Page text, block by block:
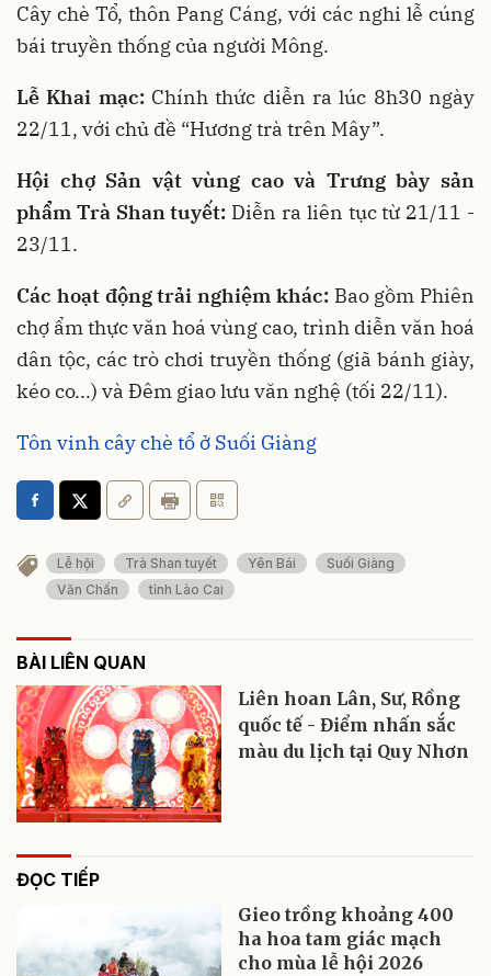
Cây chè Tổ, thôn Pang Cáng, với các nghi lễ cúng
bái truyền thống của người Mông.
Lễ Khai mạc:Chính thức diễn ra lúc 8h30 ngày
22/11, với chủ đề “Hương trà trên Mây”.
Hội chợ Sản vật vùng cao và Trưng bày sản
phẩm Trà Shan tuyết: Diễn ra liên tục từ 21/11 -
23/11.
Các hoạt động trải nghiệm khác:Bao gồm Phiên
chợ ẩm thực văn hoá vùng cao, trình diễn văn hoá
dân tộc, các trò chơi truyền thống (giã bánh giày,
kéo co...) và Đêm giao lưu văn nghệ (tối 22/11).
Tôn vinh cây chè tổ ở Suối Giàng
Lễ hội Trà Shan tuyết Yên Bái
Suối Giàng
Văn Chấn
tỉnh Lào Cai
BÀI LIÊN QUAN
Liên hoan Lân, Sư, Rồng
quốc tế - Điểm nhấn sắc
màu du lịch tại Quy Nhơn
ĐỌC TIẾP
Gieo trồng khoảng 400
ha hoa tam giác mạch
cho mùa lễ hội 2026